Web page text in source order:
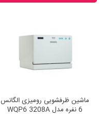
ماشین ظرفشویی رومیزی الگانس
6 نفره مدل WQP6 3208A